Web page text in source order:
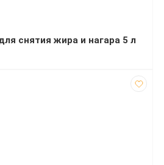
снятия жира и нагара 5 л